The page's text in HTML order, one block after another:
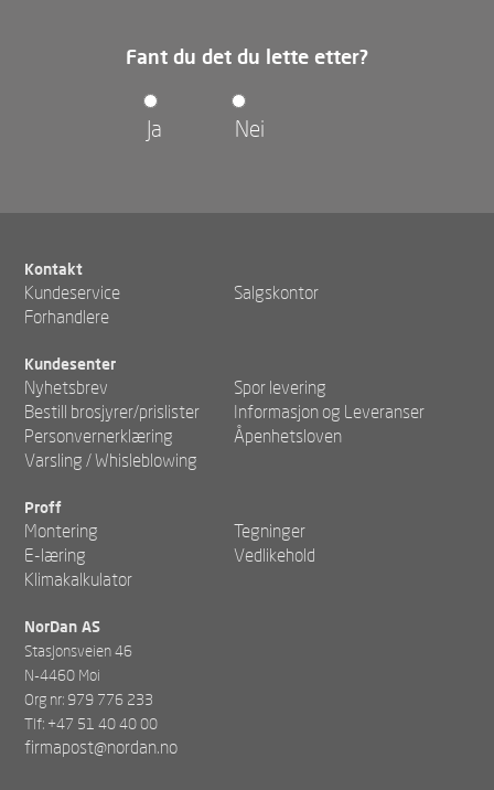
Fant du det du lette etter?
Ja Nei
Kontakt
Kundeservice
Salgskontor
Forhandlere
Kundesenter
Nyhetsbrev
Spor levering
Bestill brosjyrer/prislister
Informasjon og Leveranser
Personvernerklæring
Åpenhetsloven
Varsling / Whisleblowing
Proff
Montering
Tegninger
E-læring
Vedlikehold
Klimakalkulator
NorDan AS
Stasjonsveien 46
N-4460 Moi
Org nr: 979 776 233
Tlf: +47 51 40 40 00
firmapost@nordan.no